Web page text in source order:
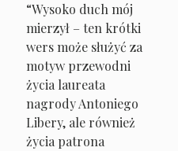
“Wysoko duch mój
mierzył – ten krótki
wers może służyć za
motyw przewodni
życia laureata
nagrody Antoniego
Libery, ale również
życia patrona